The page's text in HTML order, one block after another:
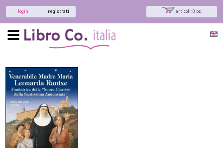
articoli: 0 pz.
registrati
login